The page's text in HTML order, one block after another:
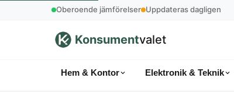
Oberoende jämförelser Uppdateras dagligen
Konsumentvalet
Hem & Kontor Elektronik & Teknik